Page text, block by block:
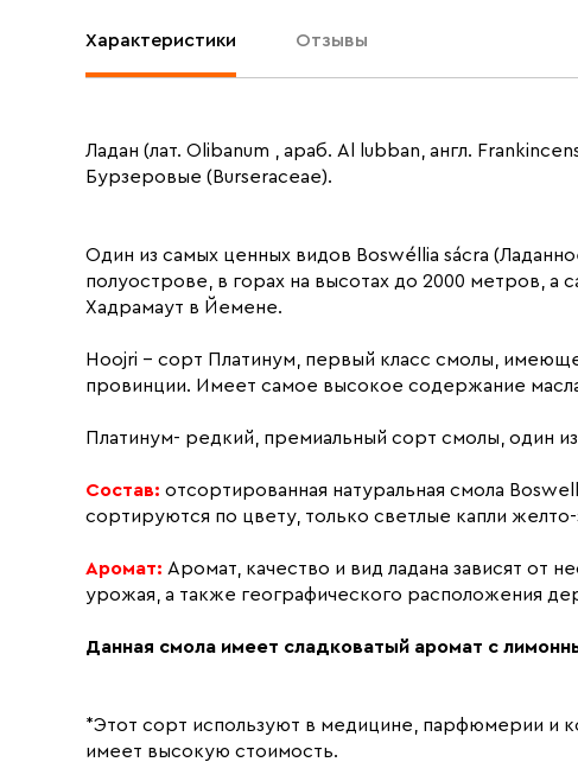
Характеристики Отзывы
Ладан (лат. Olibanum , араб. Al lubban, англ.
Бурзеровые (Burseraceae).
Один из самых ценных видов Boswéllia sácra
полуострове, в горах на высотах до 2000 метров,
Хадрамаут в Йемене.
Hoojri - сорт Платинум, первый класс смолы,
провинции. Имеет самое высокое содержание
Платинум- редкий, премиальный сорт смолы, один
Состав: отсортированная натуральная смола
сортируются по цвету, только светлые капли
Аромат: Аромат, качество и вид ладана зависят от
урожая, а также географического расположения
Данная смола имеет сладковатый аромат с
*Этот сорт используют в медицине, парфюмерии и
имеет высокую стоимость.